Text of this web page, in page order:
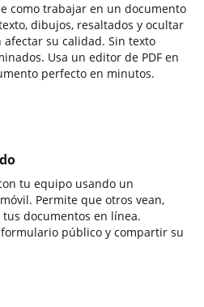
como trabajar en un documento
dibujos, resaltados y ocultar
su calidad. Sin texto
Usa un editor de PDF en
perfecto en minutos.
tu equipo usando un
Permite que otros vean,
documentos en línea.
público y compartir su